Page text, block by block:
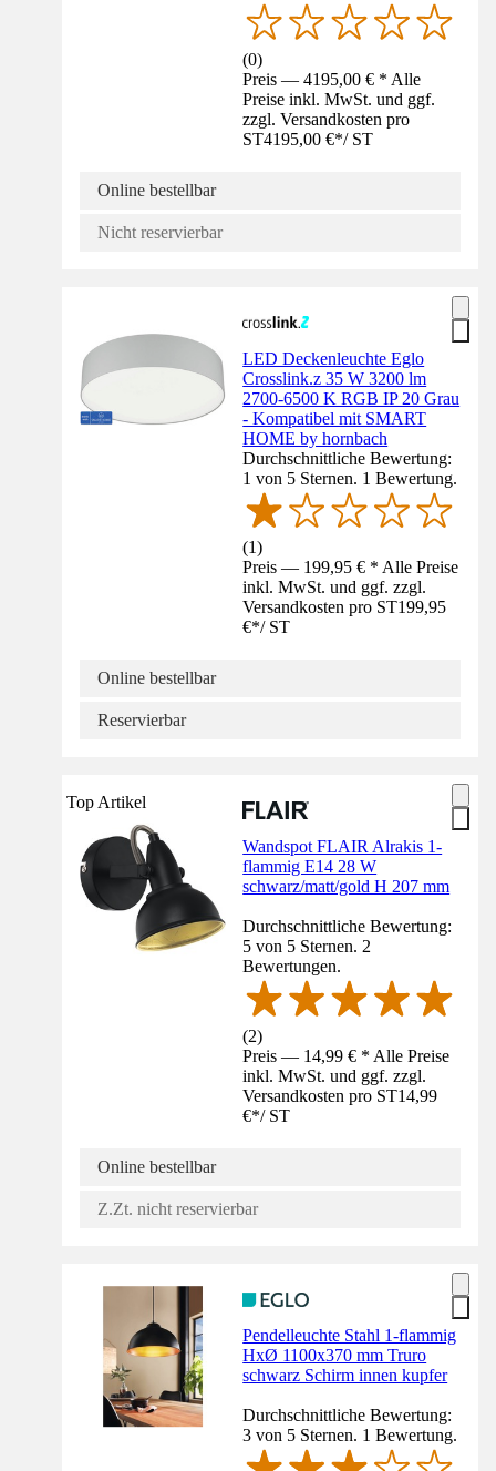
(0)
Preis — 4195,00 € * Alle
Preise inkl. MwSt. und ggf.
zzgl. Versandkosten pro
ST4195,00 €*/ ST
Online bestellbar
Nicht reservierbar
LED Deckenleuchte Eglo
Crosslink.z 35 W 3200 lm
2700-6500 K RGB IP 20 Grau
- Kompatibel mit SMART
HOME by hornbach
Durchschnittliche Bewertung:
1 von 5 Sternen. 1 Bewertung.
(1)
Preis — 199,95 € * Alle Preise
inkl. MwSt. und ggf. zzgl.
Versandkosten pro ST199,95
€*/ ST
Online bestellbar
Reservierbar
Top Artikel
Wandspot FLAIR Alrakis 1-
flammig E14 28 W
schwarz/matt/gold H 207 mm
Durchschnittliche Bewertung:
5 von 5 Sternen. 2
Bewertungen.
(2)
Preis — 14,99 € * Alle Preise
inkl. MwSt. und ggf. zzgl.
Versandkosten pro ST14,99
€*/ ST
Online bestellbar
Z.Zt. nicht reservierbar
Pendelleuchte Stahl 1-flammig
HxØ 1100x370 mm Truro
schwarz Schirm innen kupfer
Durchschnittliche Bewertung:
3 von 5 Sternen. 1 Bewertung.